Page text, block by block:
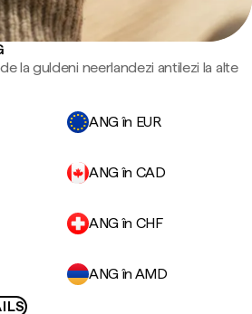
la guldeni neerlandezi antilezi la alte
ANG în EUR
ANG în CAD
ANG în CHF
ANG în AMD